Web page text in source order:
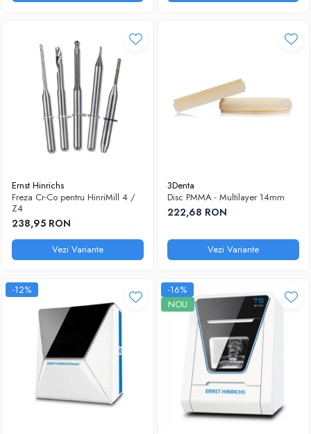
Ernst Hinrichs
Freza Cr-Co pentru HinriMill 4 /
Z4
238,95 RON
Vezi Variante
3Denta
Disc PMMA - Multilayer 14mm
222,68 RON
Vezi Variante
-12%
-16%
NOU